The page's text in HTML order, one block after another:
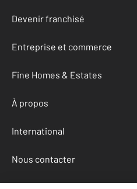
Devenir franchisé
Entreprise et commerce
Fine Homes & Estates
À propos
International
Nous contacter